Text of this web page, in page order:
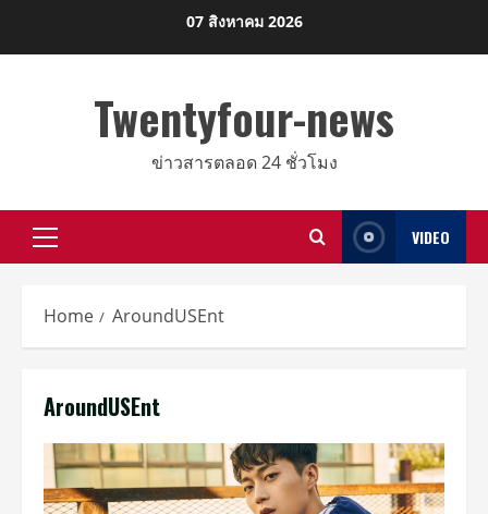
07 สิงหาคม 2026
Twentyfour-news
ข่าวสารตลอด 24 ชั่วโมง
Primary
VIDEO
Home AroundUSEnt
AroundUSEnt